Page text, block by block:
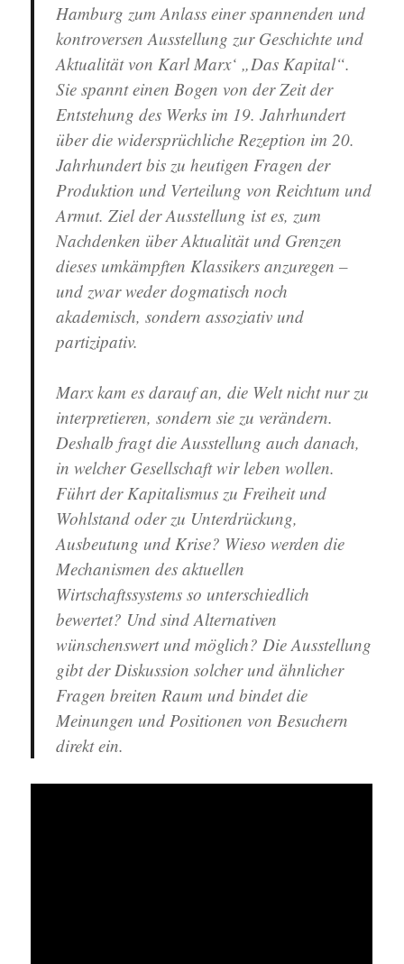
Hamburg zum Anlass einer spannenden und
kontroversen Ausstellung zur Geschichte und
Aktualität von Karl Marx‘ „Das Kapital“.
Sie spannt einen Bogen von der Zeit der
Entstehung des Werks im 19. Jahrhundert
über die widersprüchliche Rezeption im 20.
Jahrhundert bis zu heutigen Fragen der
Produktion und Verteilung von Reichtum und
Armut. Ziel der Ausstellung ist es, zum
Nachdenken über Aktualität und Grenzen
dieses umkämpften Klassikers anzuregen –
und zwar weder dogmatisch noch
akademisch, sondern assoziativ und
partizipativ.
Marx kam es darauf an, die Welt nicht nur zu
interpretieren, sondern sie zu verändern.
Deshalb fragt die Ausstellung auch danach,
in welcher Gesellschaft wir leben wollen.
Führt der Kapitalismus zu Freiheit und
Wohlstand oder zu Unterdrückung,
Ausbeutung und Krise? Wieso werden die
Mechanismen des aktuellen
Wirtschaftssystems so unterschiedlich
bewertet? Und sind Alternativen
wünschenswert und möglich? Die Ausstellung
gibt der Diskussion solcher und ähnlicher
Fragen breiten Raum und bindet die
Meinungen und Positionen von Besuchern
direkt ein.